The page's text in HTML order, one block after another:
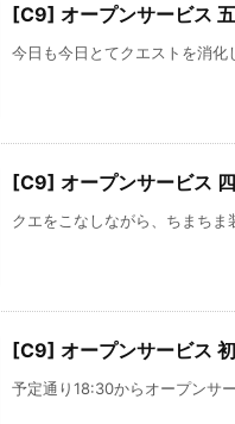
[C9] オープンサービス
今日も今日とてクエストを消
[C9] オープンサービス
クエをこなしながら、ちまち
[C9] オープンサービス
予定通り18:30からオープンサ